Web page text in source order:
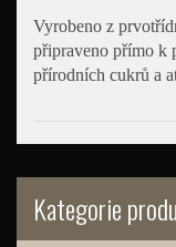
Kategorie
Vyrobeno z
připraveno přímo k
přírodních cukrů a